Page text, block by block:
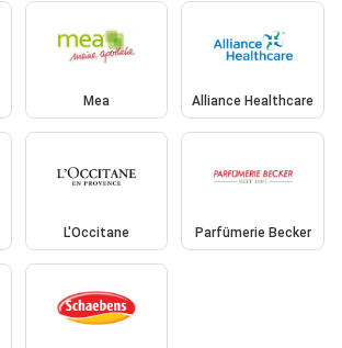
Mea Alliance Healthcare
L'Occitane Parfümerie Becker